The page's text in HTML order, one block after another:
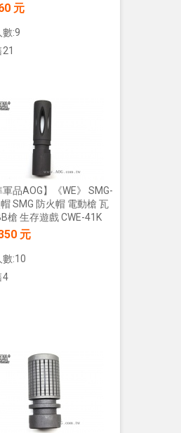
運動
電動
元
數:9
軍品AOG】《WE》 SMG-
SMG 防火帽 電動槍 瓦
槍 生存遊戲 CWE-41K
元
數:10
4